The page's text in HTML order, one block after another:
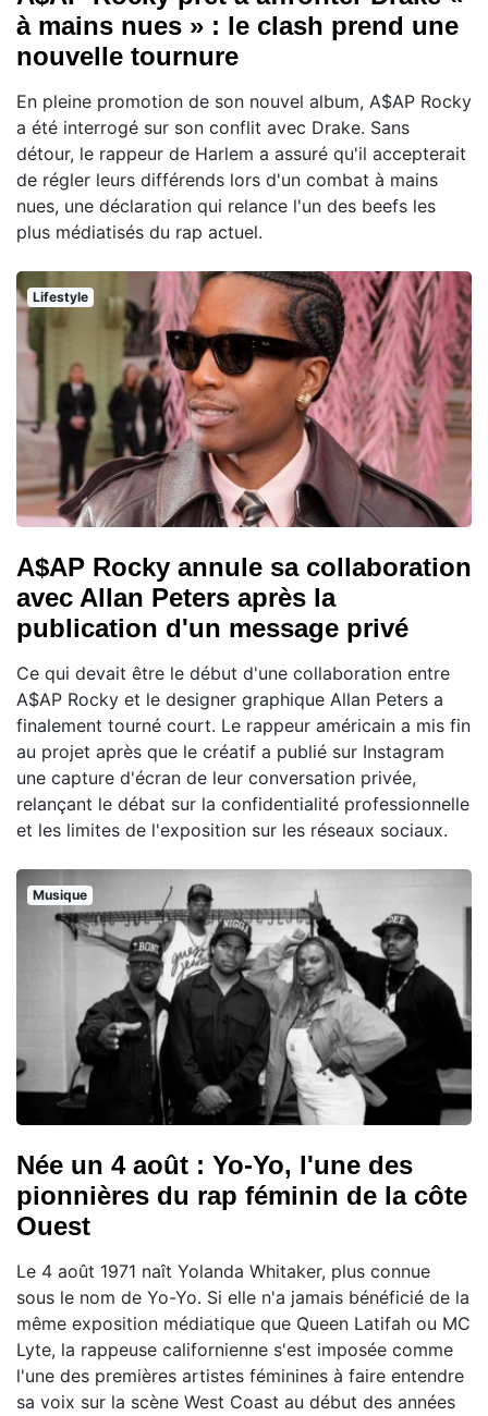
à mains nues » : le clash prend une
nouvelle tournure
En pleine promotion de son nouvel album, A$AP Rocky
a été interrogé sur son conflit avec Drake. Sans
détour, le rappeur de Harlem a assuré qu'il accepterait
de régler leurs différends lors d'un combat à mains
nues, une déclaration qui relance l'un des beefs les
plus médiatisés du rap actuel.
Lifestyle
A$AP Rocky annule sa collaboration
avec Allan Peters après la
publication d'un message privé
Ce qui devait être le début d'une collaboration entre
A$AP Rocky et le designer graphique Allan Peters a
finalement tourné court. Le rappeur américain a mis fin
au projet après que le créatif a publié sur Instagram
une capture d'écran de leur conversation privée,
relançant le débat sur la confidentialité professionnelle
et les limites de l'exposition sur les réseaux sociaux.
Musique
Née un 4 août : Yo-Yo, l'une des
pionnières du rap féminin de la côte
Ouest
Le 4 août 1971 naît Yolanda Whitaker, plus connue
sous le nom de Yo-Yo. Si elle n'a jamais bénéficié de la
même exposition médiatique que Queen Latifah ou MC
Lyte, la rappeuse californienne s'est imposée comme
l'une des premières artistes féminines à faire entendre
sa voix sur la scène West Coast au début des années